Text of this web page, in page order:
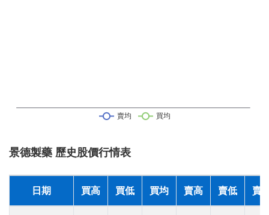
景德製藥 歷史股價行情表
日期 買高 買低 買均 賣高 賣低 賣